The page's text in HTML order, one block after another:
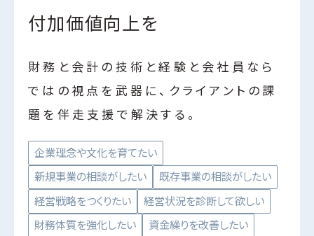
付加価値向上を
財務と会計の技術と経験と会社員なら
ではの視点を武器に、クライアントの課
題を伴走支援で解決する。
企業理念や文化を育てたい
新規事業の相談がしたい
既存事業の相談がしたい
経営戦略をつくりたい
経営状況を診断して欲しい
財務体質を強化したい
資金繰りを改善したい